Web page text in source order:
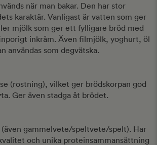
när man bakar. Den har stor
karaktär. Vanligast är vatten som ger
mjölk som ger ett fylligare bröd med
inkråm. Även filmjölk, yoghurt, öl
användas som degvätska.
(rostning), vilket ger brödskorpan god
Ger även stadga åt brödet.
gammelvete/speltvete/spelt). Har
och unika proteinsammansättning